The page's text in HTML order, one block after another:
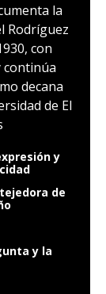
la
Rodríguez
con
continúa
decana
de El
y
de
y la